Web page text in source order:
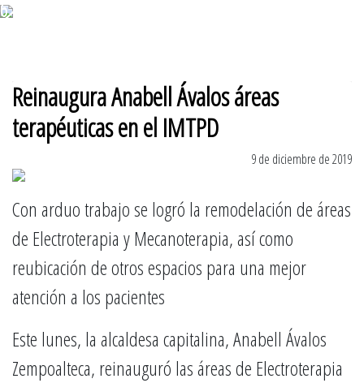
6 de agosto 2026
Reinaugura Anabell Ávalos áreas
terapéuticas en el IMTPD
9 de diciembre de 2019
Con arduo trabajo se logró la remodelación de áreas
de Electroterapia y Mecanoterapia, así como
reubicación de otros espacios para una mejor
atención a los pacientes
Este lunes, la alcaldesa capitalina, Anabell Ávalos
Zempoalteca, reinauguró las áreas de Electroterapia